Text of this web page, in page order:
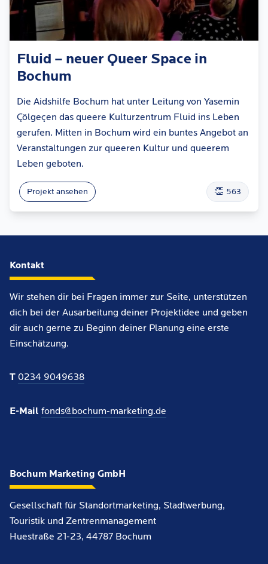
Fluid – neuer Queer Space in
Bochum
Die Aidshilfe Bochum hat unter Leitung von Yasemin
Çölgeçen das queere Kulturzentrum Fluid ins Leben
gerufen. Mitten in Bochum wird ein buntes Angebot an
Veranstaltungen zur queeren Kultur und queerem
Leben geboten.
Projekt ansehen 👏 563
Kontakt
Wir stehen dir bei Fragen immer zur Seite, unterstützen
dich bei der Ausarbeitung deiner Projektidee und geben
dir auch gerne zu Beginn deiner Planung eine erste
Einschätzung.
T 0234 9049638
E-Mail fonds@bochum-marketing.de
Bochum Marketing GmbH
Gesellschaft für Standortmarketing, Stadtwerbung,
Touristik und Zentrenmanagement
Huestraße 21-23, 44787 Bochum